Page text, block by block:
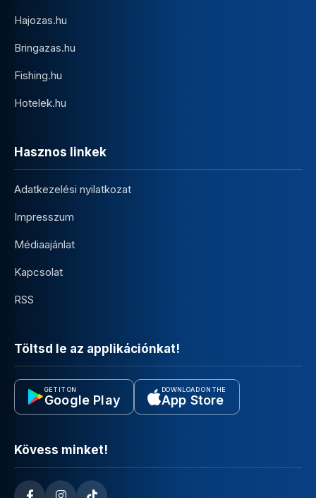
Hajozas.hu
Bringazas.hu
Fishing.hu
Hotelek.hu
Hasznos linkek
Adatkezelési nyilatkozat
Impresszum
Médiaajánlat
Kapcsolat
RSS
Töltsd le az applikációnkat!
GET IT ON
Google Play
DOWNLOAD ON THE
App Store
Kövess minket!